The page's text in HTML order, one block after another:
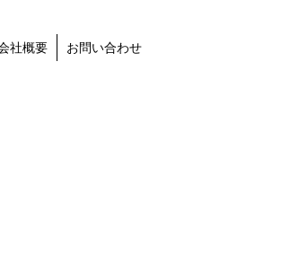
社概要 お問い合わせ